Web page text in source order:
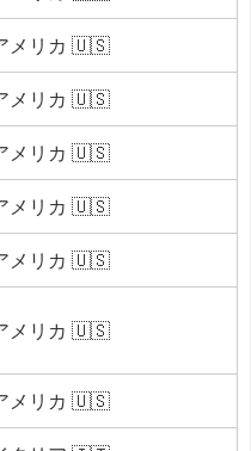
メリカ 🇺🇸
メリカ 🇺🇸
メリカ 🇺🇸
メリカ 🇺🇸
メリカ 🇺🇸
メリカ 🇺🇸
メリカ 🇺🇸